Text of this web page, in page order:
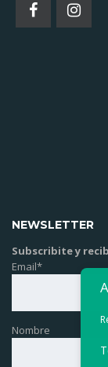
NEWSLETTER
Subscribite y
Email*
Nombre